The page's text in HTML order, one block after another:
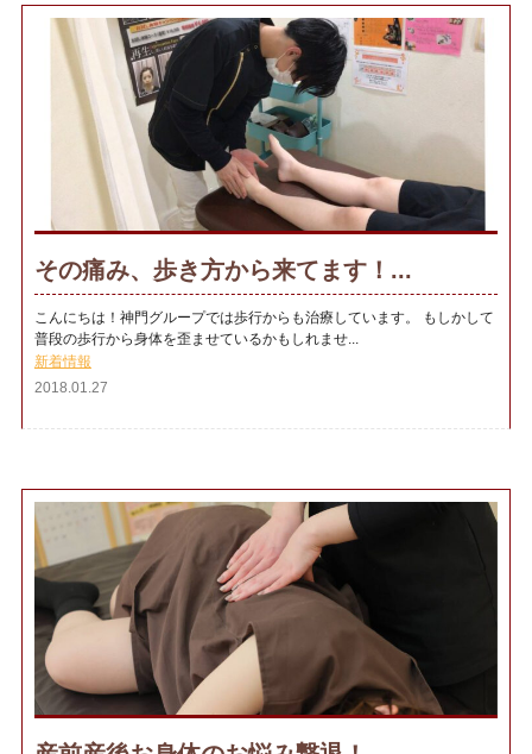
その痛み、歩き方から来てます！...
こんにちは！神門グループでは歩行からも治療しています。 もしかして
普段の歩行から身体を歪ませているかもしれませ...
新着情報
2018.01.27